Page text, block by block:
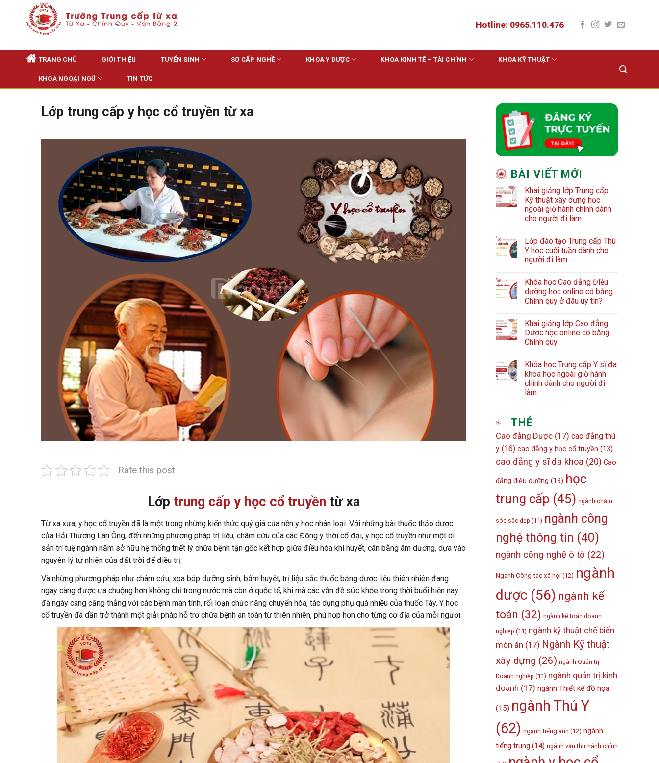
Hotline: 0965.110.476
TRANG CHỦ GIỚI THIỆU TUYỂN SINH SƠ CẤP NGHỀ KHOA Y DƯỢC KHOA KINH TẾ – TÀI CHÍNH KHOA KỸ THUẬT
KHOA NGOẠI NGỮ TIN TỨC
Lớp trung cấp y học cổ truyền từ xa
Rate this post
Lớp trung cấp y học cổ truyền từ xa
Từ xa xưa, y học cổ truyền đã là một trong những kiến thức quý giá của nền y học nhân loại. Với những bài thuốc thảo dược
của Hải Thương Lãn Ông, đến những phương pháp trị liệu, châm cứu của các Đông y thời cổ đại, y học cổ truyền như một di
sản trí tuệ ngành năm sở hữu hệ thống triết lý chữa bệnh tận gốc kết hợp giữa điều hòa khí huyết, cân bằng âm dương, dựa vào
nguyên lý tự nhiên của đất trời để điều trị.
Và những phương pháp như châm cứu, xoa bóp dưỡng sinh, bấm huyệt, trị liệu sắc thuốc bằng dược liệu thiên nhiên đang
ngày càng được ưa chuộng hơn không chỉ trong nước mà còn ở quốc tế, khi mà các vấn đề sức khỏe trong thời buổi hiện nay
đã ngày càng căng thẳng với các bệnh mãn tính, rối loạn chức năng chuyển hóa, tác dụng phụ quá nhiều của thuốc Tây. Y học
cổ truyền đã dần trở thành một giải pháp hỗ trợ chữa bệnh an toàn từ thiên nhiên, phù hợp hơn cho từng cơ địa của mỗi người.
BÀI VIẾT MỚI
Khai giảng lớp Trung cấp
Kỹ thuật xây dựng học
ngoài giờ hành chính dành
cho người đi làm
Lớp đào tạo Trung cấp Thú
Y học cuối tuần dành cho
người đi làm
Khóa học Cao đẳng Điều
dưỡng học online có bằng
Chính quy ở đâu uy tín?
Khai giảng lớp Cao đẳng
Dược học online có bằng
Chính quy
Khóa học Trung cấp Y sĩ đa
khoa học ngoài giờ hành
chính dành cho người đi
làm
THẺ
Cao đẳng Dược (17) cao đẳng thú
y (16) cao đẳng y học cổ truyền (13)
cao đẳng y sĩ đa khoa (20) Cao
đẳng điều dưỡng (13) học
trung cấp (45) ngành chăm
sóc sắc đẹp (11) ngành công
nghệ thông tin (40)
ngành công nghệ ô tô (22)
Ngành Công tác xã hội (12) ngành
dược (56) ngành kế
toán (32) ngành kế toán doanh
nghiệp (11) ngành kỹ thuật chế biến
món ăn (17) Ngành Kỹ thuật
xây dựng (26) ngành Quản trị
Doanh nghiệp (11) ngành quản trị kinh
doanh (17) ngành Thiết kế đồ họa
(15) ngành Thú Y
(62) ngành tiếng anh (12) ngành
tiếng trung (14) ngành văn thư hành chính